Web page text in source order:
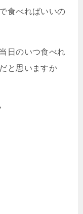
食べればいいの
日のいつ食べれ
と思いますか